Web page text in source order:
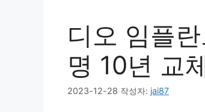
디오 임플
명 10년 교
2023-12-28 작성자: jai87